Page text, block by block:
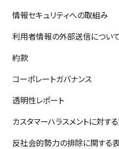
情報セキュリティへの取組み
利用者情報の外部送信について
約款
コーポレートガバナンス
透明性レポート
カスタマーハラスメントに対す
反社会的勢力の排除に関する